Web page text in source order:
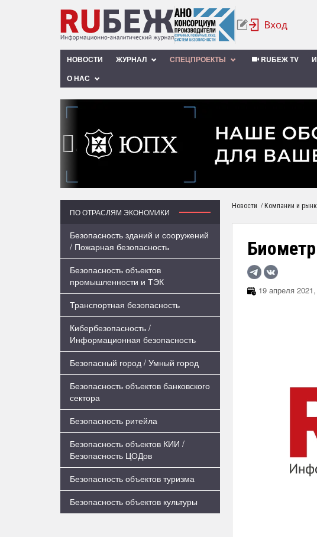
НОВОСТИ ЖУРНАЛ СПЕЦПРОЕКТЫ RUБЕЖ TV
О НАС
‹
ПО ОТРАСЛЯМ ЭКОНОМИКИ
Безопасность зданий и сооружений
/ Пожарная безопасность
Безопасность объектов
промышленности и ТЭК
Транспортная безопасность
Кибербезопасность /
Информационная безопасность
Безопасный город / Умный город
Безопасность объектов банковского
сектора
Безопасность ритейла
Безопасность объектов КИИ /
Безопасность ЦОДов
Безопасность объектов туризма
Безопасность объектов культуры
Новости / Компании и
19 апреля